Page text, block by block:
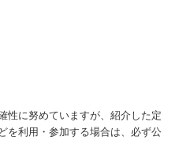
性に努めていますが、紹介した定
を利用・参加する場合は、必ず公